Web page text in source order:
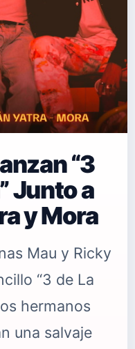
“3
Junto a
y Mora
Mau y Ricky
“3 de La
hermanos
una salvaje